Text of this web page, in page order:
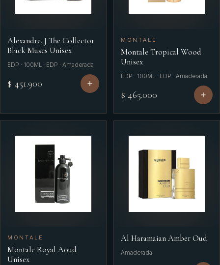
Alexandre. J The Collector
Black Muscs Unisex
EDP · 100ML · EDP · Amaderada
$ 451.900
MONTALE
Montale Tropical Wood
Unisex
EDP · 100ML · EDP · Amaderada
$ 465.000
MONTALE
Montale Royal Aoud
Unisex
Al Haramaian Amber Oud
Amaderada